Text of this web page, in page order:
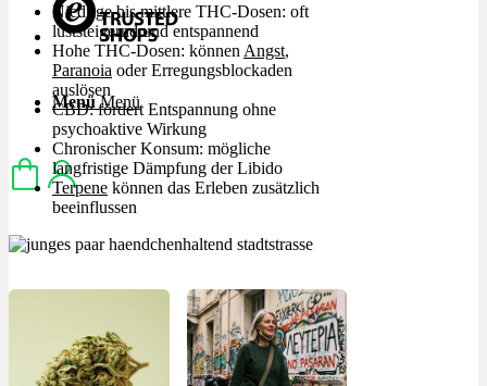
Menü Menü
Niedrige bis mittlere THC-Dosen: oft
luststeigernd und entspannend
Hohe THC-Dosen: können Angst,
Paranoia oder Erregungsblockaden
auslösen
CBD: fördert Entspannung ohne
psychoaktive Wirkung
Chronischer Konsum: mögliche
langfristige Dämpfung der Libido
Terpene können das Erleben zusätzlich
beeinflussen